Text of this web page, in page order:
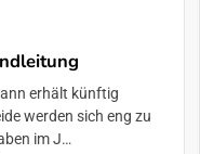
erhält künftig
werden sich eng zu
im J…